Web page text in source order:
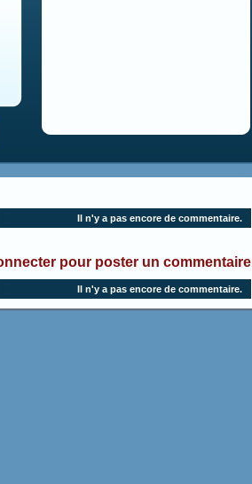
Il n'y a pas encore de commentaire.
pour poster un commentaire
Il n'y a pas encore de commentaire.